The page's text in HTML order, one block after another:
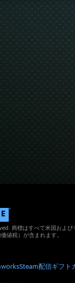
商標はすべて米国および
値税）が含まれます。
Steam配信ギフト